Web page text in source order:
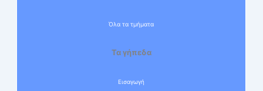
Όλα τα τμήματα
Τα γήπεδα
Εισαγωγή